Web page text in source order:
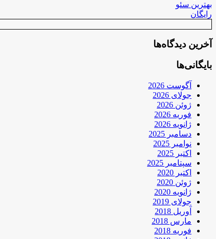
بهترین سئو
رایگان
آخرین دیدگاه‌ها
بایگانی‌ها
آگوست 2026
جولای 2026
ژوئن 2026
فوریه 2026
ژانویه 2026
دسامبر 2025
نوامبر 2025
اکتبر 2025
سپتامبر 2025
اکتبر 2020
ژوئن 2020
ژانویه 2020
جولای 2019
آوریل 2018
مارس 2018
فوریه 2018